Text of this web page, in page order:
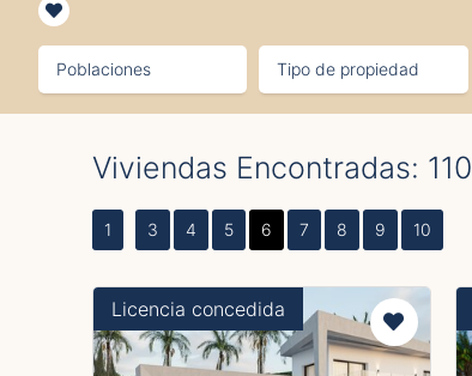
Poblaciones Tipo de propiedad
Viviendas Encontradas: 110
1 3 4 5 6 7 8 9 10
Licencia concedida